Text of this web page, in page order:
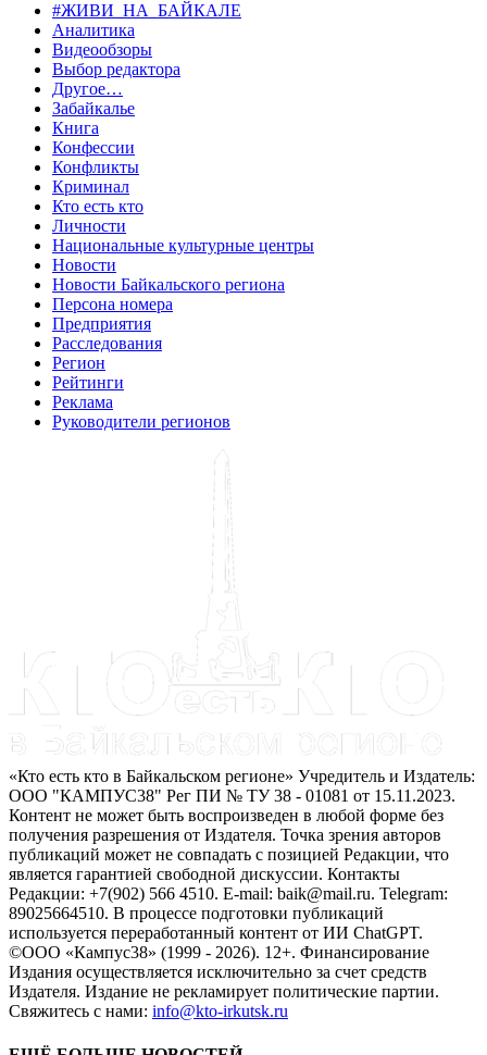
#ЖИВИ_НА_БАЙКАЛЕ
Аналитика
Видеообзоры
Выбор редактора
Другое…
Забайкалье
Книга
Конфессии
Конфликты
Криминал
Кто есть кто
Личности
Национальные культурные центры
Новости
Новости Байкальского региона
Персона номера
Предприятия
Расследования
Регион
Рейтинги
Реклама
Руководители регионов
«Кто есть кто в Байкальском регионе» Учредитель и Издатель:
ООО "КАМПУС38" Рег ПИ № ТУ 38 - 01081 от 15.11.2023.
Контент не может быть воспроизведен в любой форме без
получения разрешения от Издателя. Точка зрения авторов
публикаций может не совпадать с позицией Редакции, что
является гарантией свободной дискуссии. Контакты
Редакции: +7(902) 566 4510. E-mail: baik@mail.ru. Telegram:
89025664510. В процессе подготовки публикаций
используется переработанный контент от ИИ ChatGPT.
©ООО «Кампус38» (1999 - 2026). 12+. Финансирование
Издания осуществляется исключительно за счет средств
Издателя. Издание не рекламирует политические партии.
Свяжитесь с нами: info@kto-irkutsk.ru